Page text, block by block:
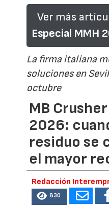
Ver más
Especial MMH
La firma italiana
soluciones en
octubre
MB
2026:
residuo se
el mayor
Redacción
830